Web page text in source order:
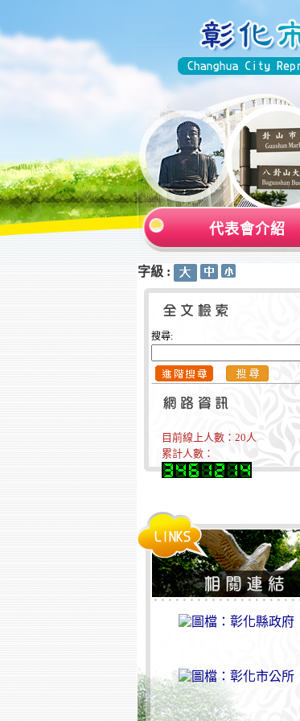
代表會介紹
字級 :
搜尋:
目前線上人數： 20人
累計人數：